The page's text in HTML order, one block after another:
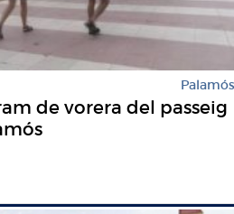
Palamós
de vorera del passeig